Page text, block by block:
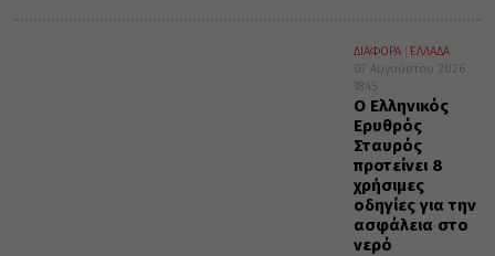
ΔΙΑΦΟΡΑ
ΕΛΛΑΔΑ
07 Αυγούστου 2026
18:45
Ο Ελληνικός
Ερυθρός
Σταυρός
προτείνει 8
χρήσιμες
οδηγίες για την
ασφάλεια στο
νερό